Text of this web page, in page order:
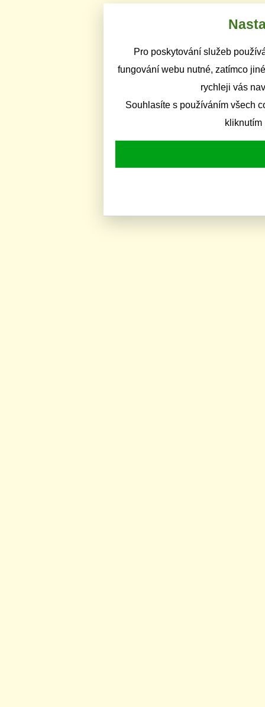
Pro poskytování služeb
fungování webu nutné, zatímco
rychleji vás
Souhlasíte s používáním všech
kliknutím